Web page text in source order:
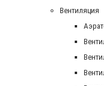
Вентиляция